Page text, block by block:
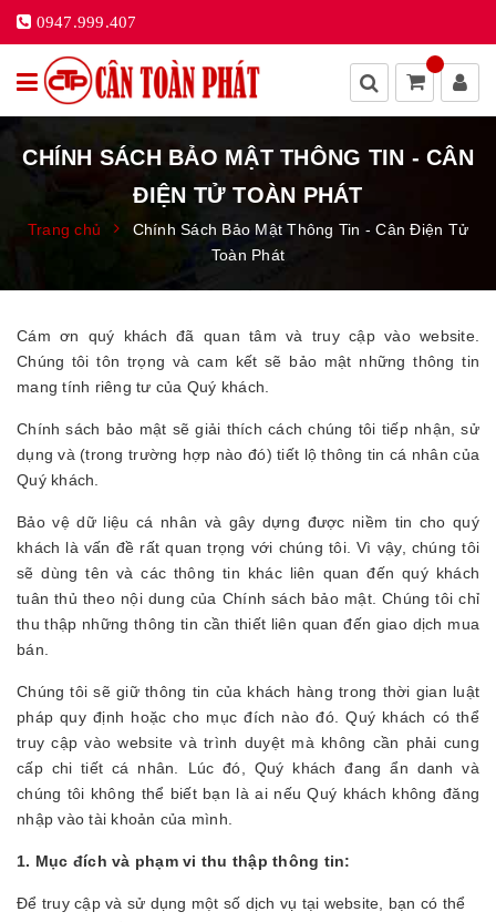
0947.999.407
CHÍNH SÁCH BẢO MẬT THÔNG TIN - CÂN
ĐIỆN TỬ TOÀN PHÁT
Trang chủ
Chính Sách Bảo Mật Thông Tin - Cân Điện Tử
Toàn Phát
Cám ơn quý khách đã quan tâm và truy cập vào website.
Chúng tôi tôn trọng và cam kết sẽ bảo mật những thông tin
mang tính riêng tư của Quý khách.
Chính sách bảo mật sẽ giải thích cách chúng tôi tiếp nhận, sử
dụng và (trong trường hợp nào đó) tiết lộ thông tin cá nhân của
Quý khách.
Bảo vệ dữ liệu cá nhân và gây dựng được niềm tin cho quý
khách là vấn đề rất quan trọng với chúng tôi. Vì vậy, chúng tôi
sẽ dùng tên và các thông tin khác liên quan đến quý khách
tuân thủ theo nội dung của Chính sách bảo mật. Chúng tôi chỉ
thu thập những thông tin cần thiết liên quan đến giao dịch mua
bán.
Chúng tôi sẽ giữ thông tin của khách hàng trong thời gian luật
pháp quy định hoặc cho mục đích nào đó. Quý khách có thể
truy cập vào website và trình duyệt mà không cần phải cung
cấp chi tiết cá nhân. Lúc đó, Quý khách đang ẩn danh và
chúng tôi không thể biết bạn là ai nếu Quý khách không đăng
nhập vào tài khoản của mình.
1. Mục đích và phạm vi thu thập thông tin:
Để truy cập và sử dụng một số dịch vụ tại website, bạn có thể